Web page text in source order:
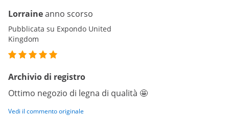
Lorraineanno scorso
Pubblicata su Expondo United
Kingdom
Archivio di registro
Ottimo negozio di legna di qualità 🤩
Vedi il commento originale